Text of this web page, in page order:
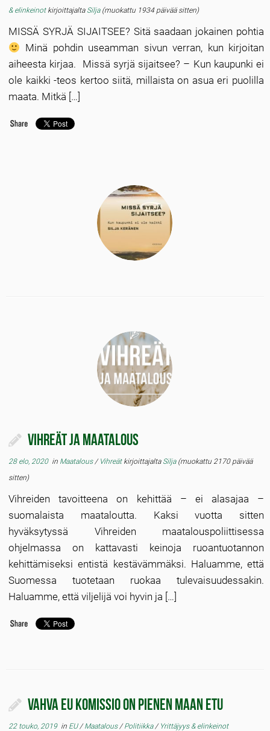
& elinkeinot kirjoittajalta Silja(muokattu 1934 päivää sitten)
MISSÄ SYRJÄ SIJAITSEE? Sitä saadaan jokainen pohtia
Minä pohdin useamman sivun verran, kun kirjoitan
aiheesta kirjaa. Missä syrjä sijaitsee? – Kun kaupunki ei
ole kaikki -teos kertoo siitä, millaista on asua eri puolilla
maata. Mitkä […]
Vihreät ja maatalous
28 elo, 2020in Maatalous/ Vihreät kirjoittajalta Silja(muokattu 2170 päivää
sitten)
Vihreiden tavoitteena on kehittää – ei alasajaa –
suomalaista maataloutta. Kaksi vuotta sitten
hyväksytyssä Vihreiden maatalouspoliittisessa
ohjelmassa on kattavasti keinoja ruoantuotannon
kehittämiseksi entistä kestävämmäksi. Haluamme, että
Suomessa tuotetaan ruokaa tulevaisuudessakin.
Haluamme, että viljelijä voi hyvin ja […]
Vahva EU komissio on pienen maan etu
22 touko, 2019in EU/Maatalous/Politiikka/ Yrittäjyys & elinkeinot